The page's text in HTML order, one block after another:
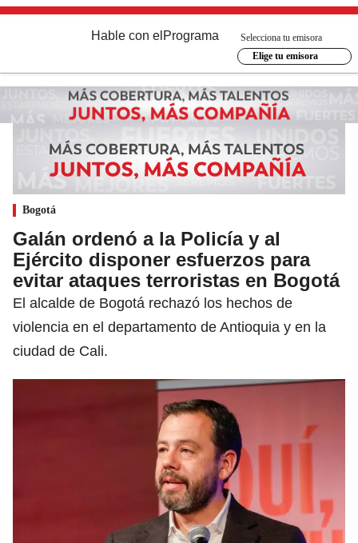
Hable con el Programa
Selecciona tu emisora
Elige tu emisora
Bogotá
Galán ordenó a la Policía y al
Ejército disponer esfuerzos para
evitar ataques terroristas en Bogotá
El alcalde de Bogotá rechazó los hechos de
violencia en el departamento de Antioquia y en la
ciudad de Cali.